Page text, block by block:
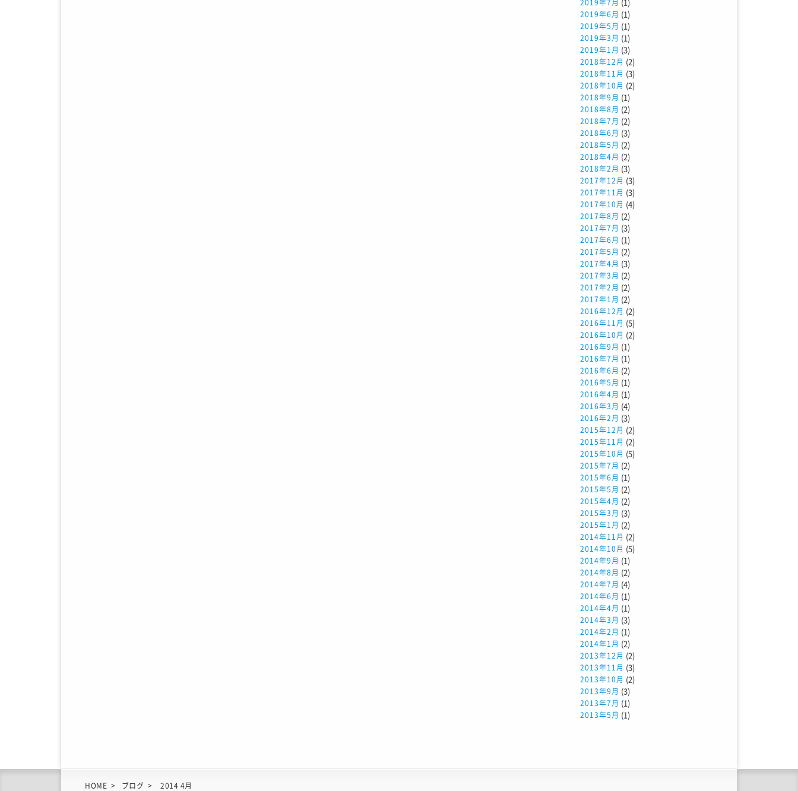
2019年7月
2019年6月 (1)
2019年5月 (1)
2019年3月 (1)
2019年1月 (3)
2018年12月 (2)
2018年11月 (3)
2018年10月 (2)
2018年9月 (1)
2018年8月 (2)
2018年7月 (2)
2018年6月 (3)
2018年5月 (2)
2018年4月 (2)
2018年2月 (3)
2017年12月 (3)
2017年11月 (3)
2017年10月 (4)
2017年8月 (2)
2017年7月 (3)
2017年6月 (1)
2017年5月 (2)
2017年4月 (3)
2017年3月 (2)
2017年2月 (2)
2017年1月 (2)
2016年12月 (2)
2016年11月 (5)
2016年10月 (2)
2016年9月 (1)
2016年7月 (1)
2016年6月 (2)
2016年5月 (1)
2016年4月 (1)
2016年3月 (4)
2016年2月 (3)
2015年12月 (2)
2015年11月 (2)
2015年10月 (5)
2015年7月 (2)
2015年6月 (1)
2015年5月 (2)
2015年4月 (2)
2015年3月 (3)
2015年1月 (2)
2014年11月 (2)
2014年10月 (5)
2014年9月 (1)
2014年8月 (2)
2014年7月 (4)
2014年6月 (1)
2014年4月 (1)
2014年3月 (3)
2014年2月 (1)
2014年1月 (2)
2013年12月 (2)
2013年11月 (3)
2013年10月 (2)
2013年9月 (3)
2013年7月 (1)
2013年5月 (1)
HOME ブログ 2014 4月